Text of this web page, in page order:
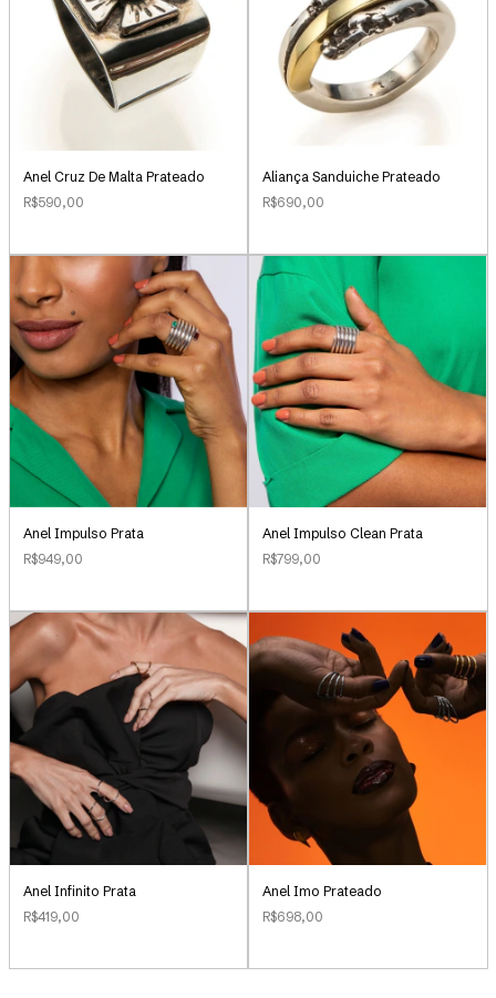
Anel Cruz De Malta Prateado
R$590,00
Aliança Sanduiche Prateado
R$690,00
Anel Impulso Prata
R$949,00
Anel Impulso Clean Prata
R$799,00
Anel Infinito Prata
R$419,00
Anel Imo Prateado
R$698,00